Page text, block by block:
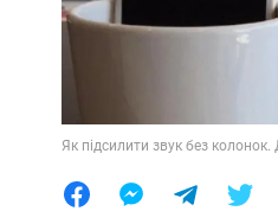
Як підсилити звук без